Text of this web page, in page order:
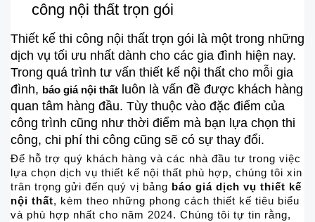
công nội thất trọn gói
Thiết kế thi công nội thất trọn gói là một trong những
dịch vụ tối ưu nhất dành cho các gia đình hiện nay.
Trong quá trình tư vấn thiết kế nội thất cho mỗi gia
đình, báo giá nội thất luôn là vấn đề được khách hàng
quan tâm hàng đầu. Tùy thuộc vào đặc điểm của
công trình cũng như thời điểm mà bạn lựa chọn thi
công, chi phí thi công cũng sẽ có sự thay đổi.
Để hỗ trợ quý khách hàng và các nhà đầu tư trong việc
lựa chọn dịch vụ thiết kế nội thất phù hợp, chúng tôi xin
trân trọng gửi đến quý vị bảng báo giá dịch vụ thiết kế
nội thất, kèm theo những phong cách thiết kế tiêu biểu
và phù hợp nhất cho năm 2024. Chúng tôi tự tin rằng,